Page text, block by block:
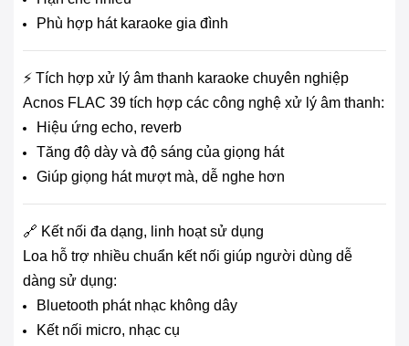
Phù hợp hát karaoke gia đình
⚡ Tích hợp xử lý âm thanh karaoke chuyên nghiệp
Acnos FLAC 39 tích hợp các công nghệ xử lý âm thanh:
Hiệu ứng echo, reverb
Tăng độ dày và độ sáng của giọng hát
Giúp giọng hát mượt mà, dễ nghe hơn
🔗 Kết nối đa dạng, linh hoạt sử dụng
Loa hỗ trợ nhiều chuẩn kết nối giúp người dùng dễ
dàng sử dụng:
Bluetooth phát nhạc không dây
Kết nối micro, nhạc cụ